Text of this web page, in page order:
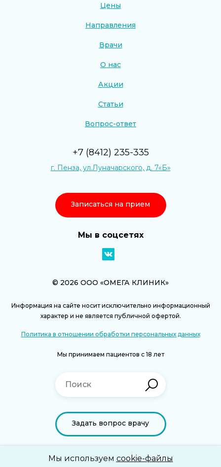
© 2026 ООО «ОМЕГА КЛИНИК»
Информация на сайте носит исключительно информационный
характер и не является публичной офертой.
Политика в отношении обработки персональных данных
Мы принимаем пациентов с 18 лет
+7 (8412) 235-335
г. Пенза, ул.Луначарского, д. 7«Б»
Записаться на прием
Цены
Направления
Врачи
О нас
Акции
Статьи
Вопрос-ответ
Мы в соцсетях
Задать вопрос врачу
Разработка и продвижение —
Мы используем cookie-файлы